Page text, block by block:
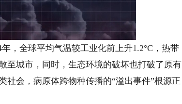
，全球平均气温较工业化前上升1.2°C，热带
至城市，同时，生态环境的破坏也打破了原有
社会，病原体跨物种传播的“溢出事件”根源正